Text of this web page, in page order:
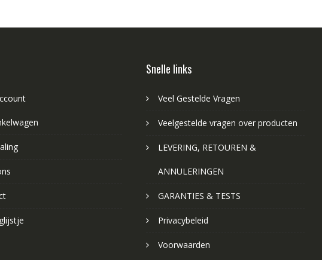
Snelle links
Veel Gestelde Vragen
Veelgestelde vragen over producten
LEVERING, RETOUREN &
ANNULERINGEN
GARANTIES & TESTS
Privacybeleid
Voorwaarden